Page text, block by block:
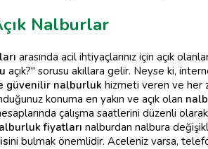
Nalburlar
arasında acil ihtiyaçlarınız için açık
açık?" sorusu akıllara gelir. Neyse ki,
güvenilir nalburluk hizmeti veren ve her
konuma en yakın ve açık olan
çalışma saatlerini düzenli
fiyatları nalburdan nalbura
ini bulmak önemlidir. Aceleniz varsa,